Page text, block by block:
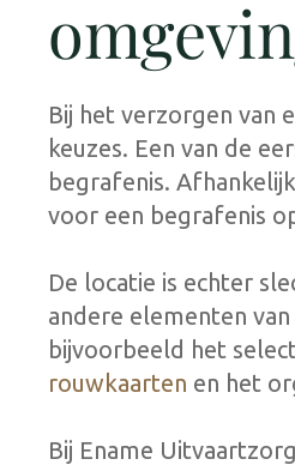
Bij het verzorgen van
keuzes. Een van de
begrafenis.
voor een begrafenis
De locatie is echter
andere elementen
bijvoorbeeld het
rouwkaarten en het
Bij Ename